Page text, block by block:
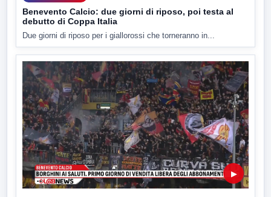
Benevento Calcio: due giorni di riposo, poi testa al
debutto di Coppa Italia
Due giorni di riposo per i giallorossi che torneranno in...
▶